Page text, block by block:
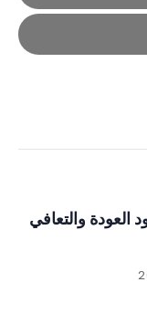
العودة والتعافي